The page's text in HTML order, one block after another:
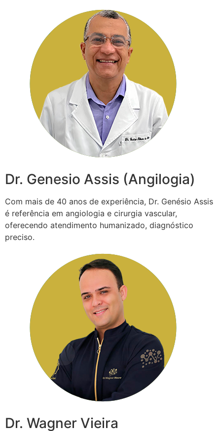
Dr. Genesio Assis (Angilogia)
Com mais de 40 anos de experiência, Dr. Genésio Assis
é referência em angiologia e cirurgia vascular,
oferecendo atendimento humanizado, diagnóstico
preciso.
Dr. Wagner Vieira